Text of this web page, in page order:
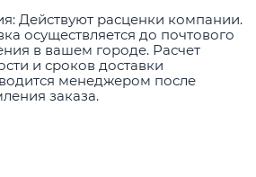
Действуют расценки компании.
осуществляется до почтового
в вашем городе. Расчет
и сроков доставки
менеджером после
заказа.